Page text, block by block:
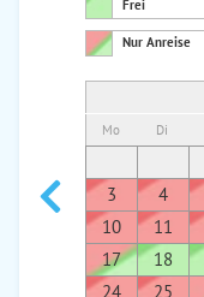
Frei
Nur Anreise
Mo Di
3
4
10
11
17
18
24
25